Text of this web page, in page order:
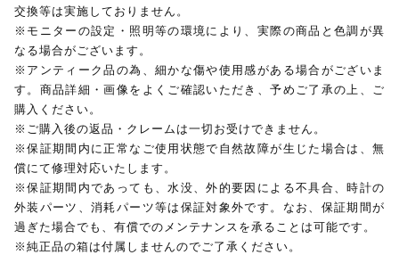
交換等は実施しておりません。
※モニターの設定・照明等の環境により、実際の商品と色調が異
なる場合がございます。
※アンティーク品の為、細かな傷や使用感がある場合がございま
す。商品詳細・画像をよくご確認いただき、予めご了承の上、ご
購入ください。
※ご購入後の返品・クレームは一切お受けできません。
※保証期間内に正常なご使用状態で自然故障が生じた場合は、無
償にて修理対応いたします。
※保証期間内であっても、水没、外的要因による不具合、時計の
外装パーツ、消耗パーツ等は保証対象外です。なお、保証期間が
過ぎた場合でも、有償でのメンテナンスを承ることは可能です。
※純正品の箱は付属しませんのでご了承ください。